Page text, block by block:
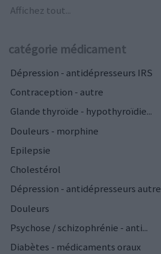
Affichez tout...
catégorie médicament
Dépression - antidépresseurs IRS
Contraception - autre
Glande thyroïde - hypothyroïdie...
Douleurs - morphine
Epilepsie
Cholestérol
Dépression - antidépresseurs autre
Douleurs
Psychose / schizophrénie - anti...
Diabètes - médicaments oraux